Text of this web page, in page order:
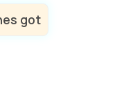
got